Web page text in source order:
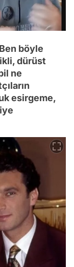
böyle
dürüst
ne
esirgeme,